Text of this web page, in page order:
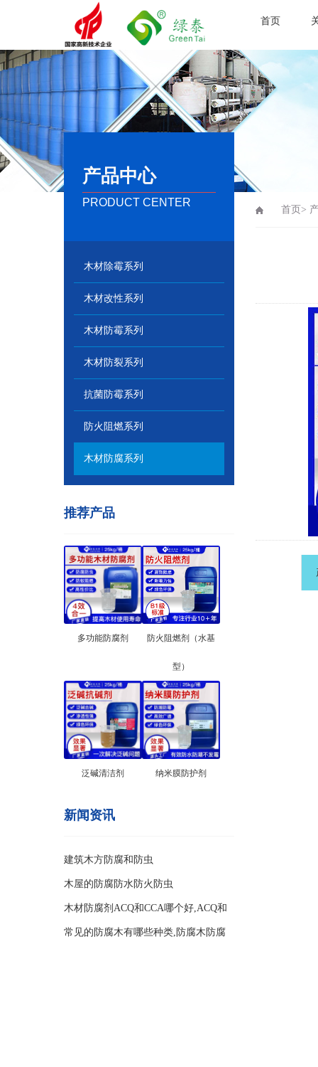
首页
产品中心
PRODUCT CENTER
木材除霉系列
木材改性系列
木材防霉系列
木材防裂系列
抗菌防霉系列
防火阻燃系列
木材防腐系列
推荐产品
多功能防腐剂 防火阻燃剂（水基
型）
泛碱清洁剂 纳米膜防护剂
新闻资讯
建筑木方防腐和防虫
木屋的防腐防水防火防虫
木材防腐剂ACQ和CCA哪个好,ACQ和
CCA两种防腐剂的区别
常见的防腐木有哪些种类,防腐木防腐
首页>